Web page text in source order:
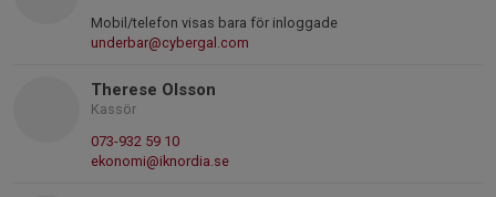
Mobil/telefon visas bara för inloggade
underbar@cybergal.com
Therese Olsson
Kassör
073-932 59 10
ekonomi@iknordia.se